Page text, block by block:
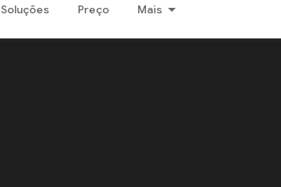
Soluções Preço Mais